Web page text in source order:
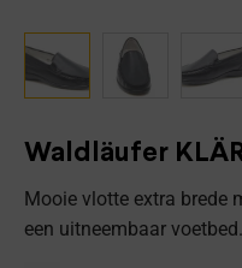
Waldläufer
Mooie vlotte extra brede
een uitneembaar voetbed.